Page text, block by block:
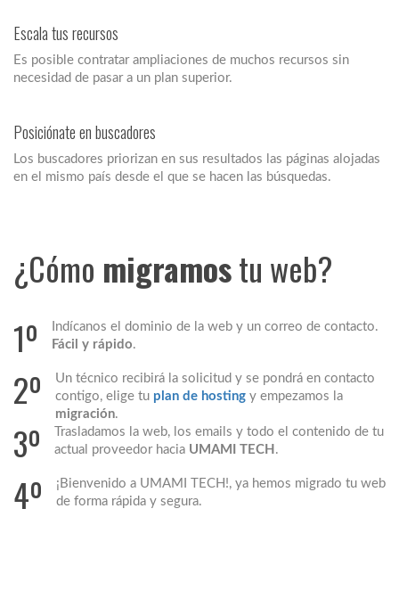
Escala tus recursos
Es posible contratar ampliaciones de muchos recursos sin
necesidad de pasar a un plan superior.
Posiciónate en buscadores
Los buscadores priorizan en sus resultados las páginas alojadas
en el mismo país desde el que se hacen las búsquedas.
¿Cómo migramostu web?
1º
Indícanos el dominio de la web y un correo de contacto.
Fácil y rápido.
2º
Un técnico recibirá la solicitud y se pondrá en contacto
contigo, elige tu plan de hosting y empezamos la
migración.
3º
Trasladamos la web, los emails y todo el contenido de tu
actual proveedor hacia UMAMI TECH .
4º
¡Bienvenido a UMAMI TECH!, ya hemos migrado tu web
de forma rápida y segura.